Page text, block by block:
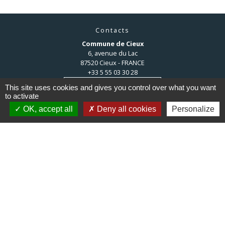
Contacts
Commune de Cieux
6, avenue du Lac
87520 Cieux - FRANCE
+33 5 55 03 30 28
Contact par formulaire
This site uses cookies and gives you control over what you want
to activate
OK, accept all
Deny all cookies Personalize